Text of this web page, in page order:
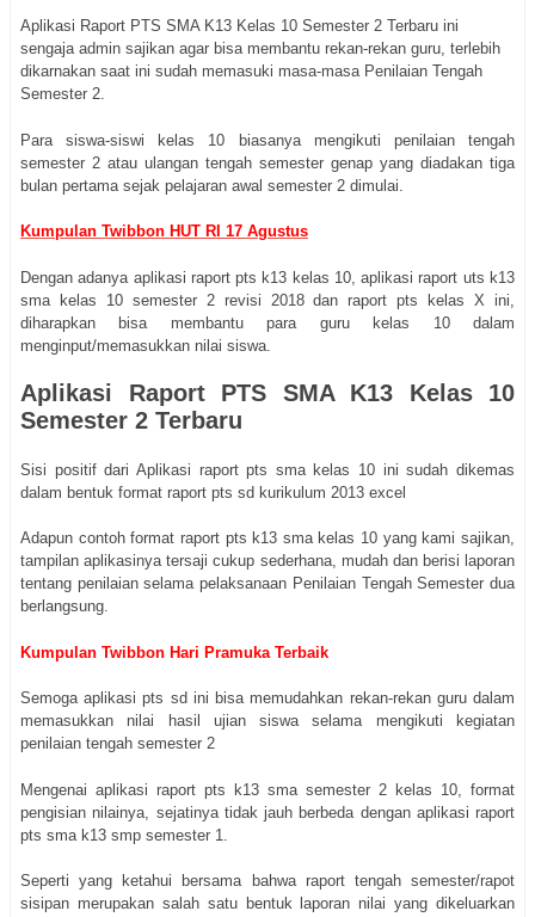
Aplikasi Raport PTS SMA K13 Kelas 10 Semester 2 Terbaru ini
sengaja admin sajikan agar bisa membantu rekan-rekan guru, terlebih
dikarnakan saat ini sudah memasuki masa-masa Penilaian Tengah
Semester 2.
Para siswa-siswi kelas 10 biasanya mengikuti penilaian tengah
semester 2 atau ulangan tengah semester genap yang diadakan tiga
bulan pertama sejak pelajaran awal semester 2 dimulai.
Kumpulan Twibbon HUT RI 17 Agustus
Dengan adanya aplikasi raport pts k13 kelas 10, aplikasi raport uts k13
sma kelas 10 semester 2 revisi 2018 dan raport pts kelas X ini,
diharapkan bisa membantu para guru kelas 10 dalam
menginput/memasukkan nilai siswa.
Aplikasi Raport PTS SMA K13 Kelas 10
Semester 2 Terbaru
Sisi positif dari Aplikasi raport pts sma kelas 10 ini sudah dikemas
dalam bentuk format raport pts sd kurikulum 2013 excel
Adapun contoh format raport pts k13 sma kelas 10 yang kami sajikan,
tampilan aplikasinya tersaji cukup sederhana, mudah dan berisi laporan
tentang penilaian selama pelaksanaan Penilaian Tengah Semester dua
berlangsung.
Kumpulan Twibbon Hari Pramuka Terbaik
Semoga aplikasi pts sd ini bisa memudahkan rekan-rekan guru dalam
memasukkan nilai hasil ujian siswa selama mengikuti kegiatan
penilaian tengah semester 2
Mengenai aplikasi raport pts k13 sma semester 2 kelas 10, format
pengisian nilainya, sejatinya tidak jauh berbeda dengan aplikasi raport
pts sma k13 smp semester 1.
Seperti yang ketahui bersama bahwa raport tengah semester/rapot
sisipan merupakan salah satu bentuk laporan nilai yang dikeluarkan